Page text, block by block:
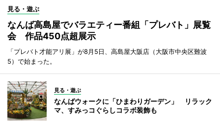
見る・遊ぶ
なんば高島屋でバラエティー番組「プレバト」展覧
会 作品450点超展示
「プレバト才能アリ展」が8月5日、高島屋大阪店（大阪市中央区難波
5）で始まった。
見る・遊ぶ
なんばウォークに「ひまわりガーデン」 リラック
マ、すみっコぐらしコラボ装飾も